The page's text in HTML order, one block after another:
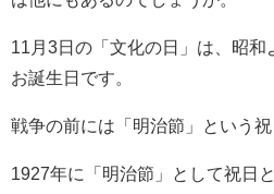
11月3日の「文化の日」は、昭
お誕生日です。
戦争の前には「明治節」という祝
1927年に「明治節」として祝日